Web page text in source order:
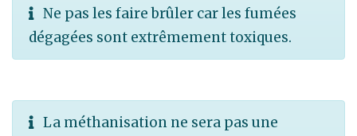
Ne pas les faire brûler car les fumées
dégagées sont extrêmement toxiques.
La méthanisation ne sera pas une